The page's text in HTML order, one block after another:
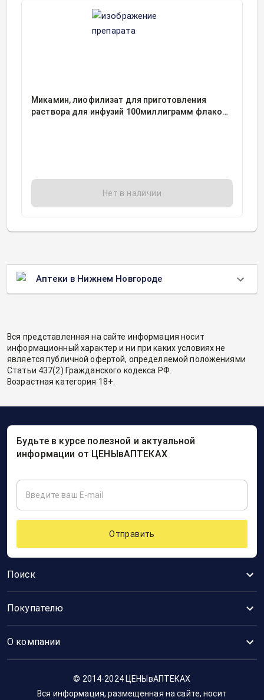
Микамин, лиофилизат для приготовления
раствора для инфузий 100миллиграмм флакон,
Нет в наличии
Аптеки в Нижнем Новгороде
Вся представленная на сайте информация носит
информационный характер и ни при каких условиях не
является публичной офертой, определяемой положениями
Статьи 437(2) Гражданского кодекса РФ.
Возрастная категория 18+.
Поиск
Покупателю
О компании
Будьте в курсе полезной и актуальной
информации от ЦЕНЫвАПТЕКАХ
Отправить
© 2014-2024 ЦЕНЫвАПТЕКАХ
Вся информация, размещенная на сайте, носит